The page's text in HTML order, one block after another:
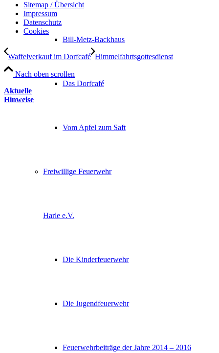
Bill-Metz-Backhaus
Das Dorfcafé
Vom Apfel zum Saft
Freiwillige Feuerwehr
Harle e.V.
Die Kinderfeuerwehr
Die Jugendfeuerwehr
Feuerwehrbeiträge der Jahre 2014 – 2016
Sitemap / Übersicht
Impressum
Datenschutz­
Cookies
Waffelverkauf im Dorfcafé Himmelfahrtsgottesdienst
Nach oben scrollen
Aktuelle
Hinweise